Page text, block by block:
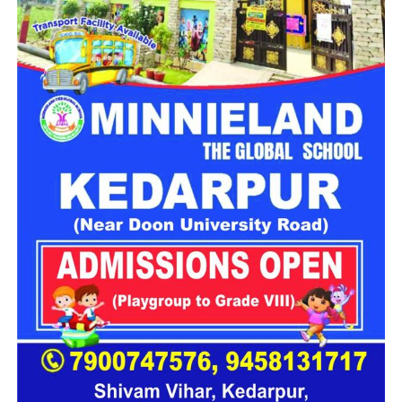
हादसे का कारण अभी तक पता नहीं चल पाया. पुलिस के मुताबिक प्रथम
दृष्टया ओवेरस्पीडिंग को हादसे का कारण माना जा रहा है. घटना की जांच
जारी है
लेकर बजांग जिले के सुनकुडा गांव जा रही थी. इसी दौरान पुरचूंणी
नगरपालिका वार्ड-7 के बड़गांव मोड़ के पास बस अचानक अनियंत्रित हो गई
और करीब 150 मीटर गहरी खाई में जा गिरी. हादसा होते ही मौके पर अफरा-
तफरी मच गई.
ये भी पढ़ें-पिथौरागढ़ में गहरी खाई में गिरने से युवक की मौत, परिजनों में मचा
कोहराम
पुलिस और स्थानीय लोगों ने किया रेस्क्यू
इसके बाद स्थानीय लोगों ने तत्परता दिखाते हुए नेपाल एपीएफ और पुलिस के
साथ मिलकर रेस्क्यू अभियान शुरू किया. घायलों को तत्काल नजदीकी
अस्पतालों में भर्ती कराया गया, जहां उनका इलाज जारी है. हॉस्पिटल में भर्ती
कुछ घायलों की स्थिति बेहद गंभीर बताई जा रही है.
Nepal Bus Accident:अब तक 13
बारातियों की मौत